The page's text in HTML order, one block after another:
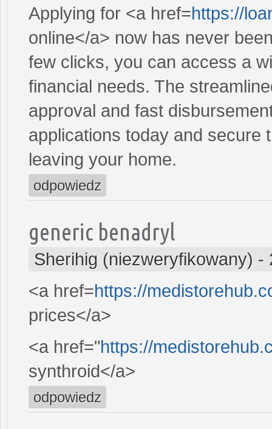
Applying for <a href=https://
online</a> now has never
few clicks, you can access a
financial needs. The
approval and fast
applications today and secure
leaving your home.
odpowiedz
generic benadryl
Sherihig (niezweryfikowany) -
<a href=https://
prices</a>
<a href="https://
synthroid</a>
odpowiedz